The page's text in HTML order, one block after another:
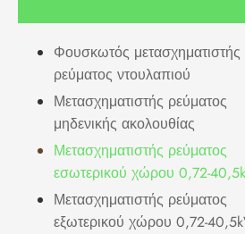
Φουσκωτός μετασχηματιστής
ρεύματος ντουλαπιού
Μετασχηματιστής ρεύματος
μηδενικής ακολουθίας
Μετασχηματιστής ρεύματος
εσωτερικού χώρου 0,72-
Μετασχηματιστής ρεύματος
εξωτερικού χώρου 0,72-